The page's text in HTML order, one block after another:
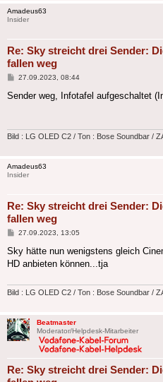
Amadeus63
Insider
Re: Sky streicht drei Sender:
fallen weg
Beitrag
27.09.2023, 08:44
Sender weg, Infotafel aufgeschaltet
Bild : LG OLED C2 / Ton : Bose Soundbar /
Amadeus63
Insider
Re: Sky streicht drei Sender:
fallen weg
Beitrag
27.09.2023, 13:05
Sky hätte nun wenigstens gleich
HD anbieten können...tja
Bild : LG OLED C2 / Ton : Bose Soundbar /
Beatmaster
Moderator/Helpdesk-Mitarbeiter
Re: Sky streicht drei Sender: